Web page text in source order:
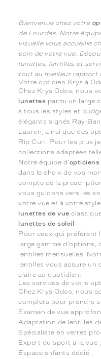
Bienvenue chez votre
de Lourdes. Notre
visuelle vous accueille
soin de votre vue.
lunettes, lentilles et
tout au meilleur rapport
Votre opticien Krys à
Chez Krys Odos, nous
lunettes parmi un large
à tous les styles et
élégants signés Ray-
Lauren, ainsi que des
Rip Curl. Pour les plus
collections adaptées
Notre équipe d'opticiens
dans le choix de vos
compte de la
vous guidons vers les
votre vue et à votre
lunettes de vue
lunettes de soleil .
Pour ceux qui préfèrent
large gamme d'options,
lentilles mensuelles.
lentilles vous assure un
claire au quotidien.
Les services de votre
Chez Krys Odos, nous
complets pour prendre
Examen de vue
Adaptation de lentilles
Spécialiste en verres
Expert du sport à la vue ;
Espace enfants dédié ;